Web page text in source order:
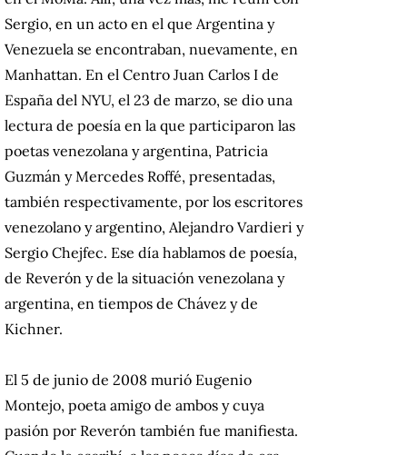
Sergio, en un acto en el que Argentina y
Venezuela se encontraban, nuevamente, en
Manhattan. En el Centro Juan Carlos I de
España del NYU, el 23 de marzo, se dio una
lectura de poesía en la que participaron las
poetas venezolana y argentina, Patricia
Guzmán y Mercedes Roffé, presentadas,
también respectivamente, por los escritores
venezolano y argentino, Alejandro Vardieri y
Sergio Chejfec. Ese día hablamos de poesía,
de Reverón y de la situación venezolana y
argentina, en tiempos de Chávez y de
Kichner.
El 5 de junio de 2008 murió Eugenio
Montejo, poeta amigo de ambos y cuya
pasión por Reverón también fue manifiesta.